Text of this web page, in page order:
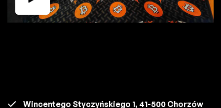
Wincentego Styczyńskiego 1, 41-500 Chorzów